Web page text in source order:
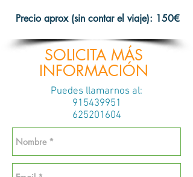
Precio aprox (sin contar el viaje): 150€
SOLICITA MÁS
INFORMACIÓN
Puedes llamarnos al:
915439951
625201604